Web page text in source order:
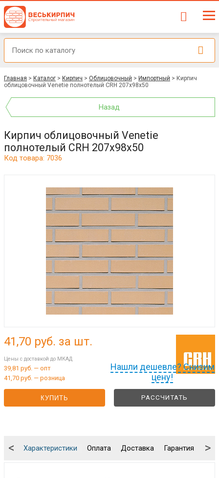
Главная > Каталог > Кирпич > Облицовочный > Импортный > Кирпич
облицовочный Venetie полнотелый CRH 207x98x50
Назад
Кирпич облицовочный Venetie
полнотелый CRH 207x98x50
Код товара: 7036
Нашли дешевле? Снизим
цену!
41,70 руб. за шт.
Цены с доставкой до МКАД
39,81 руб. — опт
41,70 руб. — розница
КУПИТЬ РАССЧИТАТЬ
Характеристики Оплата Доставка Гарантия
< >